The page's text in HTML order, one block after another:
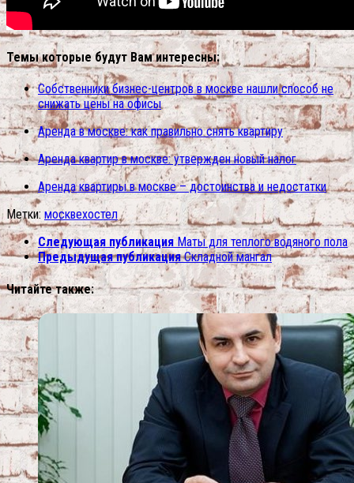
Темы которые будут Вам интересны:
Собственники бизнес-центров в москве нашли способ не
снижать цены на офисы
Аренда в москве: как правильно снять квартиру
Аренда квартир в москве: утвержден новый налог
Аренда квартиры в москве – достоинства и недостатки
Метки: москвехостел
Следующая публикация Маты для теплого водяного пола
Предыдущая публикация Складной мангал
Читайте также: